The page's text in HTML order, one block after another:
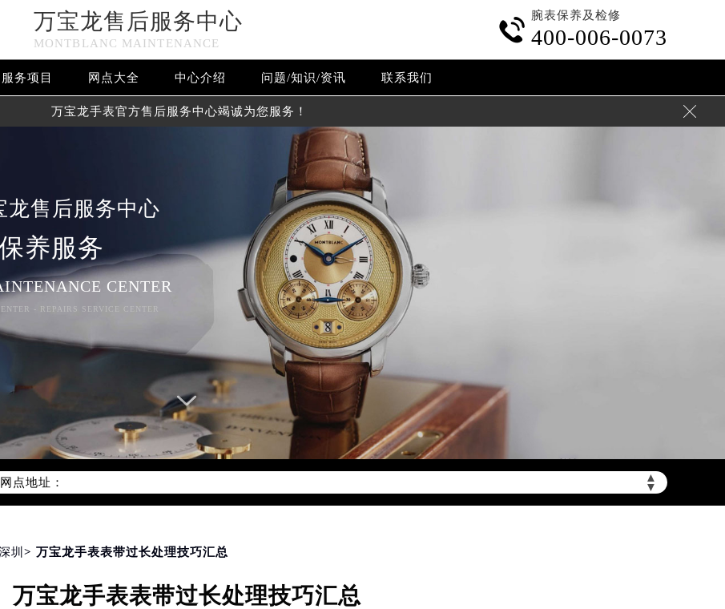
万宝龙售后服务中心
MONTBLANC MAINTENANCE

腕表保养及检修
400-006-0073
服务项目 网点大全 中心介绍 问题/知识/资讯 联系我们
万宝龙手表官方售后服务中心竭诚为您服务！ 
龙售后服务中心
养服务
CENTER
- REPAIRS SERVICE CENTER
▲
▼
务热线：400-006-0073
0073，服务覆盖中国大陆、香港、澳门、台湾全部区域（非大陆需加拨“+86”）
点地址：
国际中心写字楼D座11层1102室（北京总部）（需提前预约）
融中心写字楼26层2603室（需提前预约）
广场写字楼8层806室（需提前预约）
圳 > 万宝龙手表表带过长处理技巧汇总
万宝龙手表表带过长处理技巧汇总